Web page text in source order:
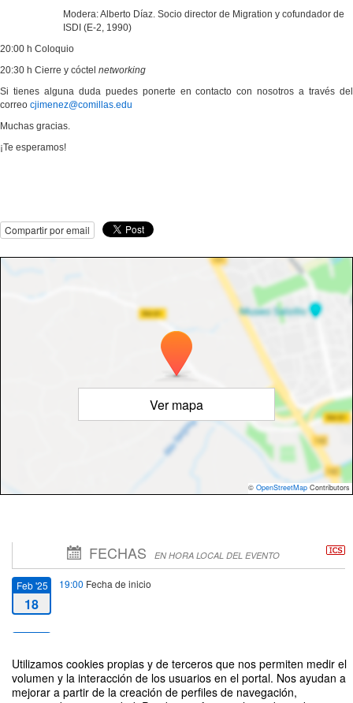
Utilizamos cookies propias y de terceros que nos permiten medir el
volumen y la interacción de los usuarios en el portal. Nos ayudan a
mejorar a partir de la creación de perfiles de navegación,
Modera:Alberto Díaz. Socio director de Migration y cofundador de
ISDI (E-2, 1990)
20:00 h Coloquio
20:30 h Cierre y cóctel networking
Si tienes alguna duda puedes ponerte en contacto con nosotros a través del
correo cjimenez@comillas.edu
Muchas gracias.
¡Te esperamos!
Compartir por email
Ver mapa
© OpenStreetMap Contributors
FECHAS EN HORA LOCAL DEL EVENTO
Feb '25
18
19:00 Fecha de inicio
18